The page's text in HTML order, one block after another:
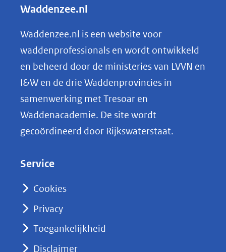
e
n
o
p
k
e
nieuw
Waddenzee.nl
Waddenzee.nl is een website voor
waddenprofessionals en wordt ontwikkeld
en beheerd door de ministeries van LVVN en
I&W en de drie Waddenprovincies in
samenwerking met Tresoar en
Waddenacademie. De site wordt
gecoördineerd door Rijkswaterstaat.
Service
Cookies
Privacy
Toegankelijkheid
Disclaimer